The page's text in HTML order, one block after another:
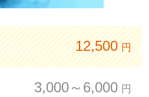
12,500 円
3,000～6,000 円